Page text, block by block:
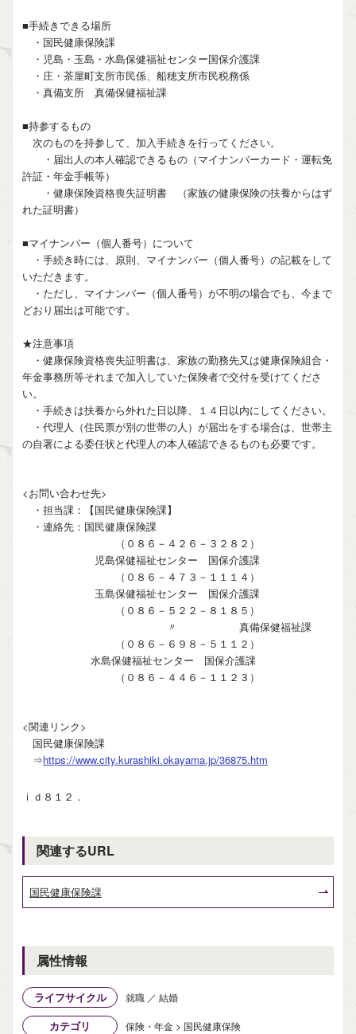
■手続きできる場所
・国民健康保険課
・児島・玉島・水島保健福祉センター国保介護課
・庄・茶屋町支所市民係、船穂支所市民税務係
・真備支所 真備保健福祉課
■持参するもの
次のものを持参して、加入手続きを行ってください。
・届出人の本人確認できるもの（マイナンバーカード・運転免
許証・年金手帳等）
・健康保険資格喪失証明書 （家族の健康保険の扶養からはず
れた証明書）
■マイナンバー（個人番号）について
・手続き時には、原則、マイナンバー（個人番号）の記載をして
いただきます。
・ただし、マイナンバー（個人番号）が不明の場合でも、今まで
どおり届出は可能です。
★注意事項
・健康保険資格喪失証明書は、家族の勤務先又は健康保険組合・
年金事務所等それまで加入していた保険者で交付を受けてくださ
い。
・手続きは扶養から外れた日以降、１４日以内にしてください。
・代理人（住民票が別の世帯の人）が届出をする場合は、世帯主
の自署による委任状と代理人の本人確認できるものも必要です。
<お問い合わせ先>
・担当課：【国民健康保険課】
・連絡先：国民健康保険課
（０８６－４２６－３２８２）
児島保健福祉センター 国保介護課
（０８６－４７３－１１１４）
玉島保健福祉センター 国保介護課
（０８６－５２２－８１８５）
〃 真備保健福祉課
（０８６－６９８－５１１２）
水島保健福祉センター 国保介護課
（０８６－４４６－１１２３）
<関連リンク>
国民健康保険課
⇒https://www.city.kurashiki.okayama.jp/36875.htm
ｉｄ８１２．
関連するURL
国民健康保険課
属性情報
ライフサイクル 就職 ／ 結婚
カテゴリ 保険・年金 > 国民健康保険